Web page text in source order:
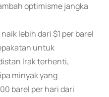
optimisme jangka
lebih dari $1 per barel
untuk
Irak terhenti,
minyak yang
barel per hari dari